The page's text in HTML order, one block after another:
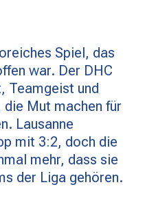
Spiel, das
war. Der DHC
Teamgeist und
Mut machen für
Lausanne
mit 3:2, doch die
mehr, dass sie
der Liga gehören.